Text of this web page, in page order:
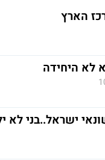
הארץ
לא היחידה
ישראל..בני לא